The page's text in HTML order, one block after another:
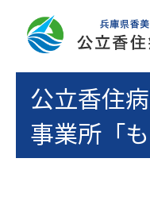
公立香住
事業所「も